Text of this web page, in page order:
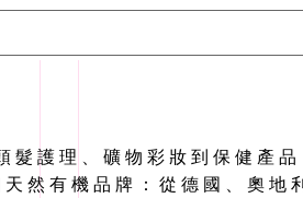
髮護理、礦物彩妝到保健產
然有機品牌：從德國、奧地